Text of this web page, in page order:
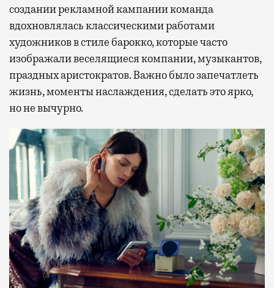
создании рекламной кампании команда
вдохновлялась классическими работами
художников в стиле барокко, которые часто
изображали веселящиеся компании, музыкантов,
праздных аристократов. Важно было запечатлеть
жизнь, моменты наслаждения, сделать это ярко,
но не вычурно.